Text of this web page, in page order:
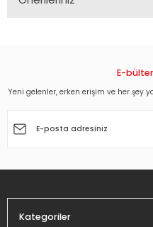
Görüş ve önerileriniz için
Ürün açıklamasında eksik
E-
Yeni gelenler, erken erişim ve her şey
Kategoriler